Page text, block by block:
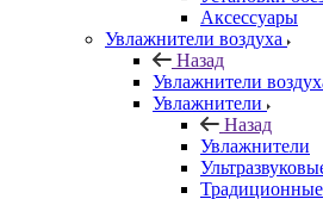
Аксессуары
Увлажнители воздуха
Назад
Увлажнители
Увлажнители
Назад
Увлажнители
Традиционные